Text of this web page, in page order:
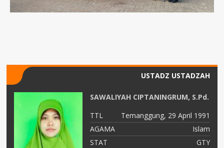
USTADZ USTADZAH
SAWALIYAH CIPTANINGRUM, S.Pd.
TTL
Temanggung, 29 April 1991
AGAMA
Islam
STAT
GTY